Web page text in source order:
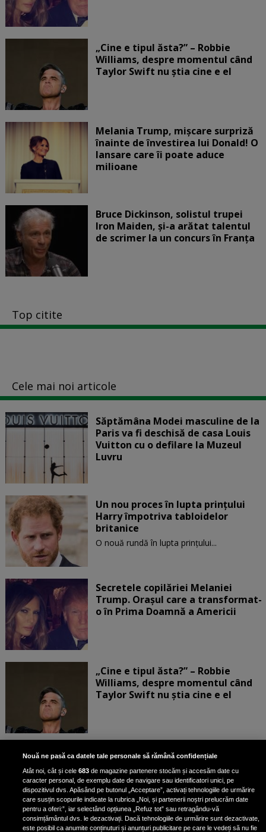
„Cine e tipul ăsta?” – Robbie
Williams, despre momentul când
Taylor Swift nu știa cine e el
Melania Trump, mișcare surpriză
înainte de învestirea lui Donald! O
lansare care îi poate aduce
milioane
Bruce Dickinson, solistul trupei
Iron Maiden, şi-a arătat talentul
de scrimer la un concurs în Franţa
Top citite
Cele mai noi articole
Săptămâna Modei masculine de la
Paris va fi deschisă de casa Louis
Vuitton cu o defilare la Muzeul
Luvru
Un nou proces în lupta prinţului
Harry împotriva tabloidelor
britanice
O nouă rundă în lupta prinţului...
Secretele copilăriei Melaniei
Trump. Orașul care a transformat-
o în Prima Doamnă a Americii
„Cine e tipul ăsta?” – Robbie
Williams, despre momentul când
Taylor Swift nu știa cine e el
Bruce Dickinson, solistul trupei
Iron Maiden, şi-a arătat talentul
de scrimer la un concurs în Franţa
Nouă ne pasă ca datele tale personale să rămână confidențiale
Atât noi, cât și cele683 de magazine partenere stocăm și accesăm date cu
caracter personal, de exemplu date de navigare sau identificatori unici, pe
dispozitivul dvs. Apăsând pe butonul „Acceptare”, activați tehnologiile de urmărire
care susțin scopurile indicate la rubrica „Noi, și partenerii noștri prelucrăm date
pentru a oferi:”, iar selectând opțiunea „Refuz tot” sau retragându-vă
consimțământul dvs. le dezactivați. Dacă tehnologiile de urmărire sunt dezactivate,
este posibil ca anumite conținuturi și anunțuri publicitare pe care le vedeți să nu fie